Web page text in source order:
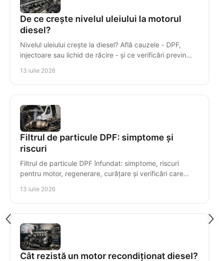
De ce crește nivelul uleiului la motorul
diesel?
Nivelul uleiului crește la diesel? Află cauzele - DPF,
injectoare sau lichid de răcire - și ce verificări previn
13 iulie 2026
Filtrul de particule DPF: simptome și
riscuri
Filtrul de particule DPF înfundat: simptome, riscuri
pentru motor, regenerare, curățare și verificări care
13 iulie 2026
Cât rezistă un motor recondiționat diesel?